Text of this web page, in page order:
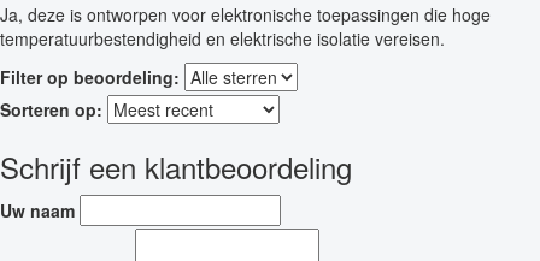
Ja, deze is ontworpen voor elektronische toepassingen die hoge
temperatuurbestendigheid en elektrische isolatie vereisen.
Filter op beoordeling:
Sorteren op:
Schrijf een klantbeoordeling
Uw naam